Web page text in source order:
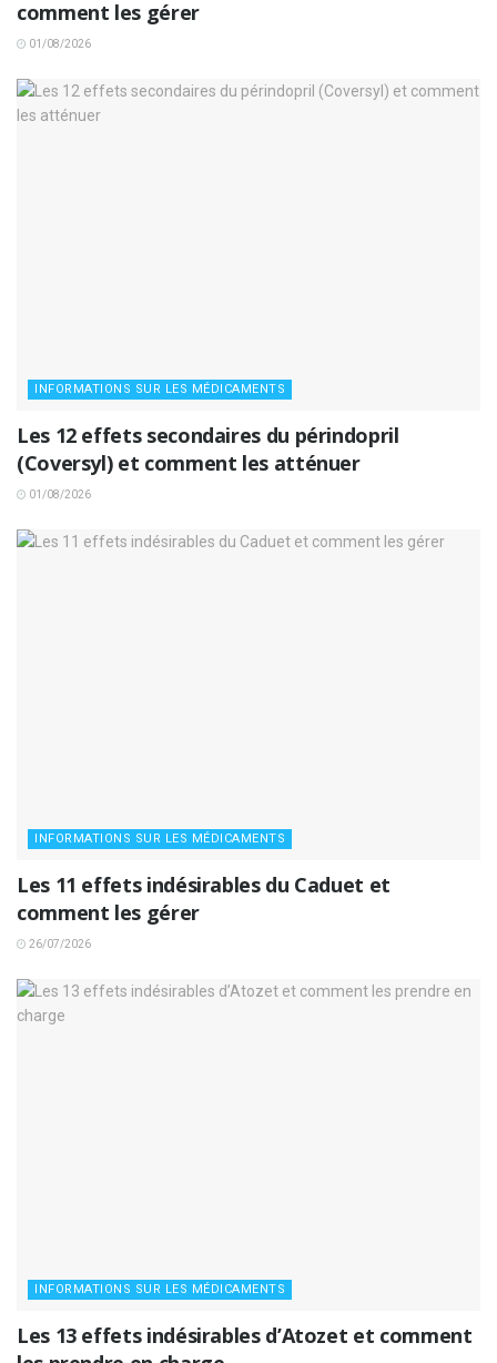
comment les gérer
01/08/2026
INFORMATIONS SUR LES MÉDICAMENTS
Les 12 effets secondaires du périndopril
(Coversyl) et comment les atténuer
01/08/2026
INFORMATIONS SUR LES MÉDICAMENTS
Les 11 effets indésirables du Caduet et
comment les gérer
26/07/2026
INFORMATIONS SUR LES MÉDICAMENTS
Les 13 effets indésirables d’Atozet et comment